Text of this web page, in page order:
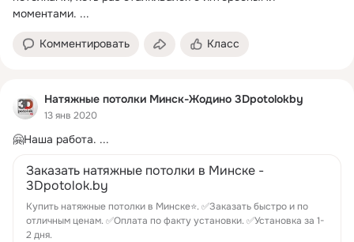
моментами. ...
Комментировать Класс
Натяжные потолки Минск-Жодино 3Dpotolokby
13 янв 2020
🤗Наша работа. ...
Заказать натяжные потолки в Минске -
3Dpotolok.by
Купить натяжные потолки в Минске⭐. ✅Заказать быстро и по
отличным ценам. ✅Оплата по факту установки. ✅Установка за 1-
2 дня.